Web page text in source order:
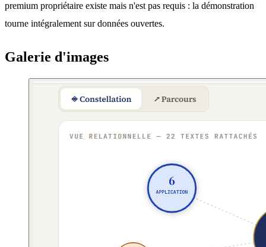
premium propriétaire existe mais n'est pas requis : la démonstration
tourne intégralement sur données ouvertes.
Galerie d'images